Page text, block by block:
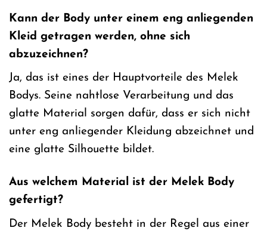
Kann der Body unter einem eng anliegenden
Kleid getragen werden, ohne sich
abzuzeichnen?
Ja, das ist eines der Hauptvorteile des Melek
Bodys. Seine nahtlose Verarbeitung und das
glatte Material sorgen dafür, dass er sich nicht
unter eng anliegender Kleidung abzeichnet und
eine glatte Silhouette bildet.
Aus welchem Material ist der Melek Body
gefertigt?
Der Melek Body besteht in der Regel aus einer